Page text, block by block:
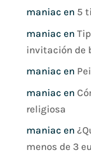
maniac en 5
maniac en
invitación de
maniac en
maniac en
religiosa
maniac en
menos de 3